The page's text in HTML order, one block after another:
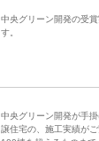
中央グリーン開発の受
す。
中央グリーン開発が手
譲住宅の、施工実績が